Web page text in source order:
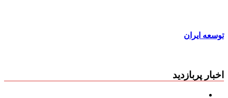
توسعه ایران
اخبار پربازدید